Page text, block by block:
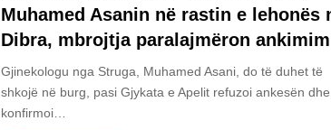
Muhamed Asanin në rastin e lehonës
Dibra, mbrojtja paralajmëron ankimim
Gjinekologu nga Struga, Muhamed Asani, do të duhet të
shkojë në burg, pasi Gjykata e Apelit refuzoi ankesën dhe
konfirmoi…